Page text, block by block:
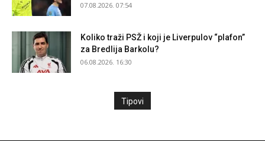
07.08.2026. 07:54
Koliko traži PSŽ i koji je Liverpulov “plafon”
za Bredlija Barkolu?
06.08.2026. 16:30
Tipovi